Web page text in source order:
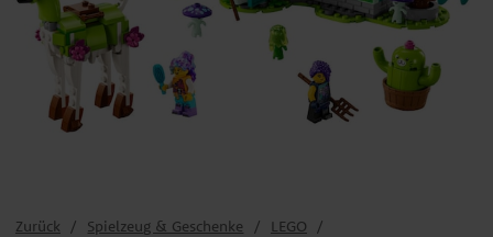
Zurück Spielzeug & Geschenke
LEGO